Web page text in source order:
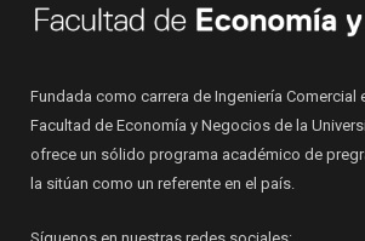
Fundada como carrera de Ingeniería Comercial
Facultad de Economía y Negocios de la
ofrece un sólido programa académico de
la sitúan como un referente en el país.